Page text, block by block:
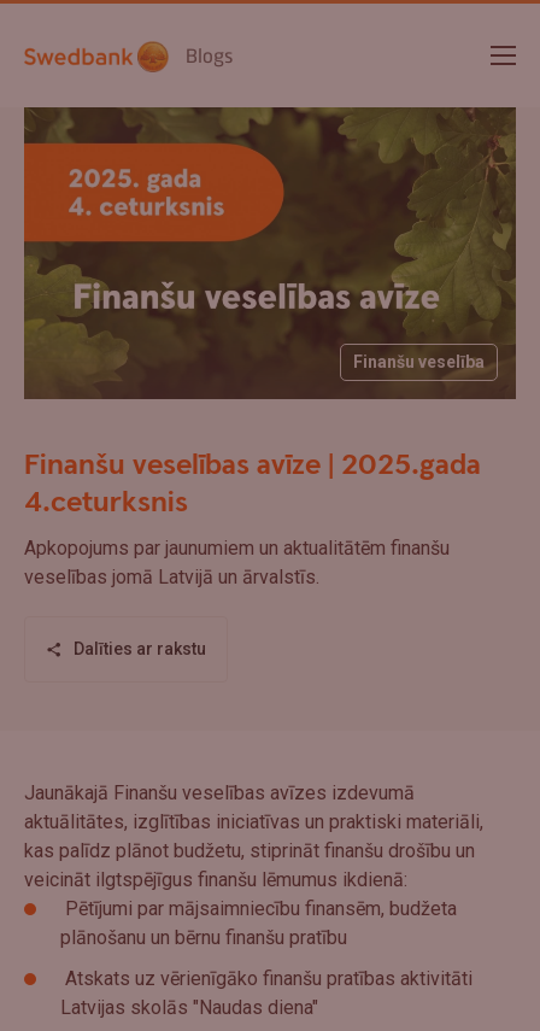
Blogs
Finanšu veselība
Finanšu veselības avīze | 2025.gada
4.ceturksnis
Apkopojums par jaunumiem un aktualitātēm finanšu
veselības jomā Latvijā un ārvalstīs.
Dalīties ar rakstu
Jaunākajā Finanšu veselības avīzes izdevumā
aktuālitātes, izglītības iniciatīvas un praktiski materiāli,
kas palīdz plānot budžetu, stiprināt finanšu drošību un
veicināt ilgtspējīgus finanšu lēmumus ikdienā:
Pētījumi par mājsaimniecību finansēm, budžeta
plānošanu un bērnu finanšu pratību
Atskats uz vērienīgāko finanšu pratības aktivitāti
Latvijas skolās "Naudas diena"